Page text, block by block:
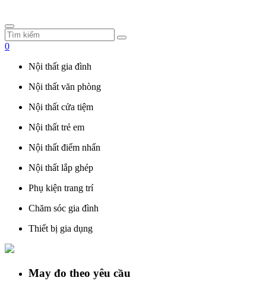
0
Nội thất gia đình
Nội thất văn phòng
Nội thất cửa tiệm
Nội thất trẻ em
Nội thất điểm nhấn
Nội thất lắp ghép
Phụ kiện trang trí
Chăm sóc gia đình
Thiết bị gia dụng
May đo theo yêu cầu